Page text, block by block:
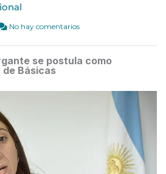
No hay comentarios
se postula como
Básicas